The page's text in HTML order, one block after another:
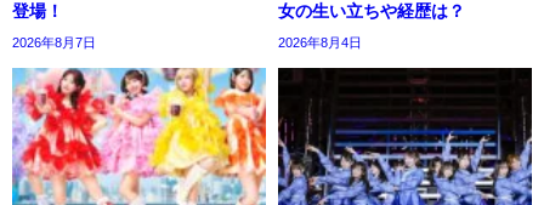
登場！
2026年8月7日
女の生い立ちや経歴は？
2026年8月4日